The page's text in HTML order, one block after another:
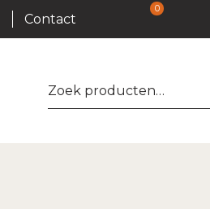
Contact
0
Zoeken
naar: